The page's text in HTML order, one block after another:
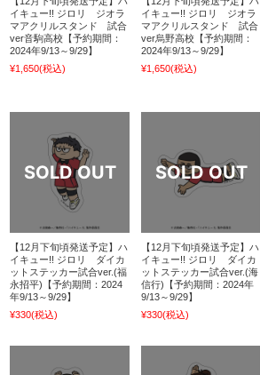
イキュー!! ジロリ ジオラ
マアクリルスタンド 試合
ver音駒高校【予約期間：
2024年9/13～9/29】
¥1,650(税込)
イキュー!! ジロリ ジオラ
マアクリルスタンド 試合
ver烏野高校【予約期間：
2024年9/13～9/29】
¥1,650(税込)
【12月下旬頃発送予定】ハ
イキュー!! ジロリ ダイカ
ットステッカー試合ver.(福
永招平)【予約期間：2024
年9/13～9/29】
¥330(税込)
【12月下旬頃発送予定】ハ
イキュー!! ジロリ ダイカ
ットステッカー試合ver.(海
信行)【予約期間：2024年
9/13～9/29】
¥330(税込)